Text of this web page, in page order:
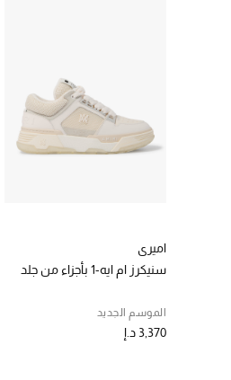
اميري
سنيكرز ام ايه-1 بأجزاء من جلد
الموسم الجديد
3,370 د.إ